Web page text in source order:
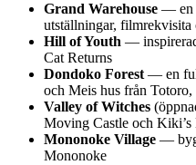
Grand Warehouse — en
utställningar,
Hill of Youth —
Cat Returns
Dondoko Forest — en
och Meis hus från
Valley of Witches
Moving Castle och
Mononoke Village —
Mononoke